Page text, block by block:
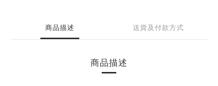
商品描述 送貨及付款方式
商品描述